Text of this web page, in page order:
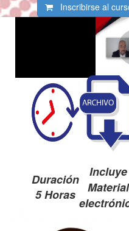
Inscribirse al
Aumenta
Duración
5 Horas
Incluye
Material